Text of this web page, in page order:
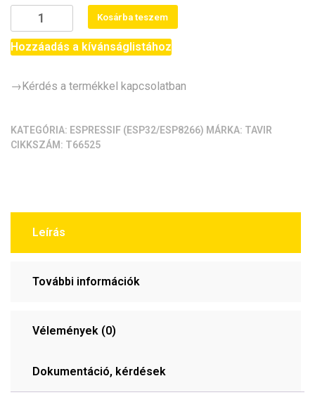
ESP32-
H2
SuperMini
(ESP32H2,
USB-
C)
Kosárba teszem
Hozzáadás a kívánságlistához
→Kérdés a termékkel kapcsolatban
KATEGÓRIA: ESPRESSIF (ESP32/ESP8266) MÁRKA: TAVIR
CIKKSZÁM: T66525
Leírás
További információk
Vélemények (0)
Dokumentáció, kérdések